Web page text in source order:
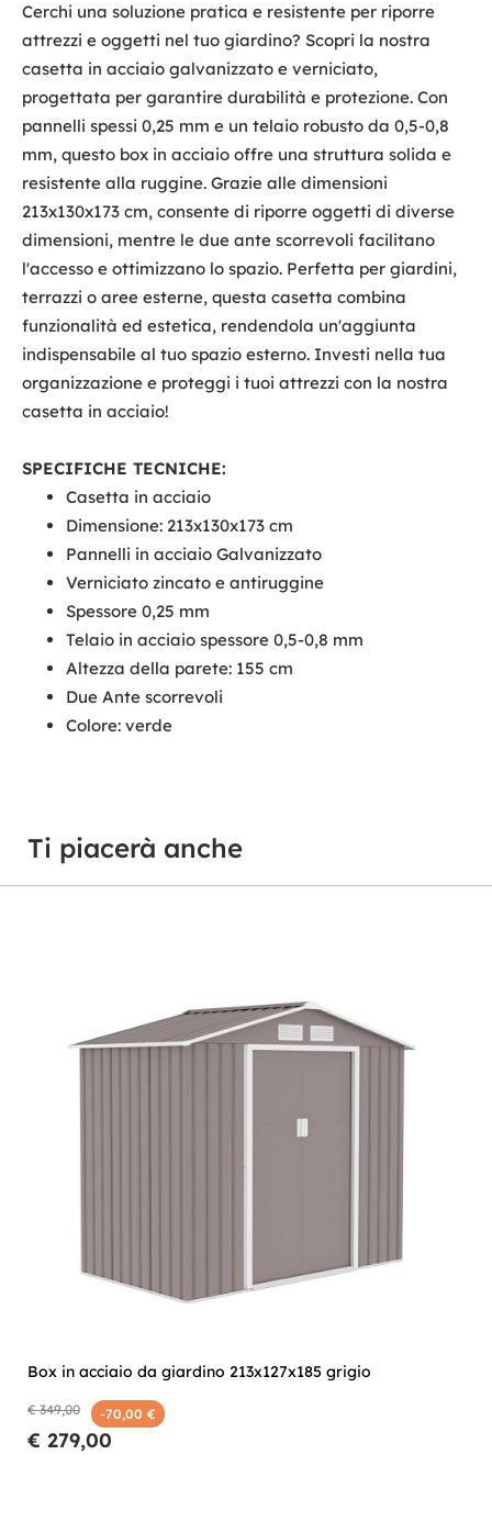
Cerchi una soluzione pratica e resistente per riporre
attrezzi e oggetti nel tuo giardino? Scopri la nostra
casetta in acciaio galvanizzato e verniciato,
progettata per garantire durabilità e protezione. Con
pannelli spessi 0,25 mm e un telaio robusto da 0,5-0,8
mm, questo box in acciaio offre una struttura solida e
resistente alla ruggine. Grazie alle dimensioni
213x130x173 cm, consente di riporre oggetti di diverse
dimensioni, mentre le due ante scorrevoli facilitano
l'accesso e ottimizzano lo spazio. Perfetta per giardini,
terrazzi o aree esterne, questa casetta combina
funzionalità ed estetica, rendendola un'aggiunta
indispensabile al tuo spazio esterno. Investi nella tua
organizzazione e proteggi i tuoi attrezzi con la nostra
casetta in acciaio!
SPECIFICHE TECNICHE:
Casetta in acciaio
Dimensione: 213x130x173 cm
Pannelli in acciaio Galvanizzato
Verniciato zincato e antiruggine
Spessore 0,25 mm
Telaio in acciaio spessore 0,5-0,8 mm
Altezza della parete: 155 cm
Due Ante scorrevoli
Colore: verde
Ti piacerà anche
Box in acciaio da giardino 213x127x185 grigio
€ 349,00 -70,00 €
€ 279,00